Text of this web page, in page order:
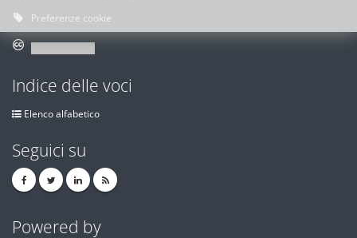
Preferenze cookie
Indice delle voci
Elenco alfabetico
Seguici su
Powered by